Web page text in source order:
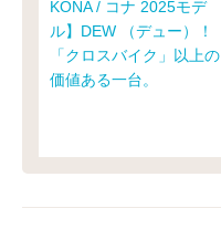
KONA / コナ 2025モデ
ル】DEW （デュー）！
「クロスバイク」以上の
価値ある一台。